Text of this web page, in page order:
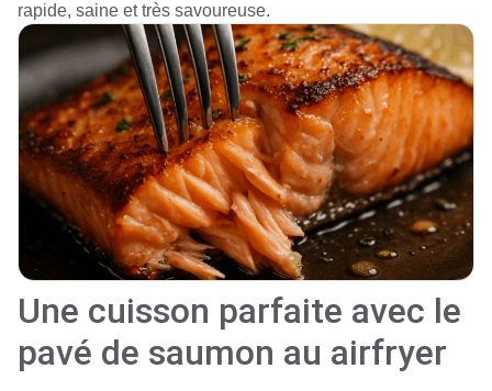
rapide, saine et très savoureuse.
Une cuisson parfaite avec le
pavé de saumon au airfryer